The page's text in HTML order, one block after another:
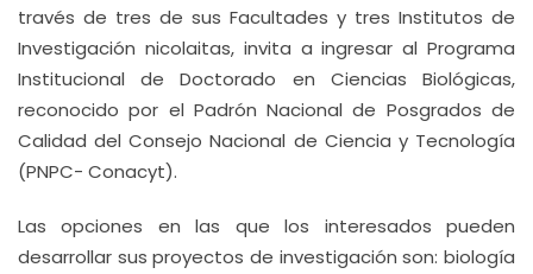
través de tres de sus Facultades y tres Institutos de
Investigación nicolaitas, invita a ingresar al Programa
Institucional de Doctorado en Ciencias Biológicas,
reconocido por el Padrón Nacional de Posgrados de
Calidad del Consejo Nacional de Ciencia y Tecnología
(PNPC- Conacyt).
Las opciones en las que los interesados pueden
desarrollar sus proyectos de investigación son: biología